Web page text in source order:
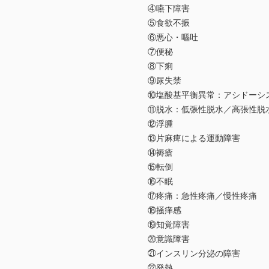
④嚥下障害
⑤食欲不振
⑥悪心・嘔吐
⑦便秘
⑧下痢
⑨尿失禁
⑩塩酸基平衡異常：アシドーシ
⑪脱水：低張性脱水／高張性脱
⑫浮腫
⑬片麻痺による運動障害
⑭褥瘡
⑮転倒
⑯不眠
⑰疼痛：急性疼痛／慢性疼痛
⑱掻痒感
⑲知覚障害
⑳意識障害
㉑インスリン分泌の障害